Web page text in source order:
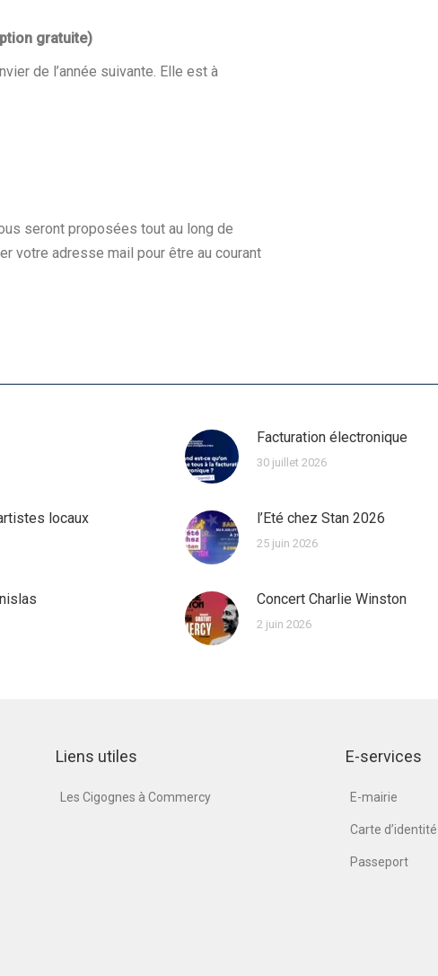
gratuite)
de l’année suivante. Elle est à
seront proposées tout au long de
votre adresse mail pour être au courant
Facturation électronique
30 juillet 2026
locaux l’Eté chez Stan 2026
25 juin 2026
Concert Charlie Winston
2 juin 2026
Liens utiles
Les Cigognes à Commercy
E-services
E-mairie
Carte d’identité
Passeport